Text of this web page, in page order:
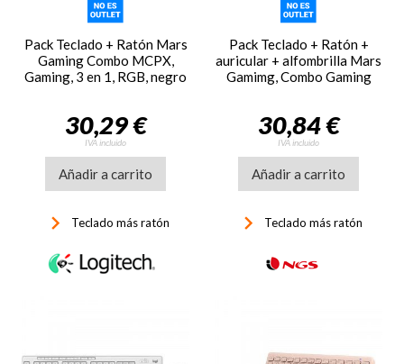
Pack Teclado + Ratón Mars
Gaming Combo MCPX,
Gaming, 3 en 1, RGB, negro
30,29 €
IVA incluido
Añadir a carrito
keyboard_arrow_right Teclado más ratón
Pack Teclado + Ratón +
auricular + alfombrilla Mars
Gamimg, Combo Gaming
30,84 €
IVA incluido
Añadir a carrito
keyboard_arrow_right Teclado más ratón